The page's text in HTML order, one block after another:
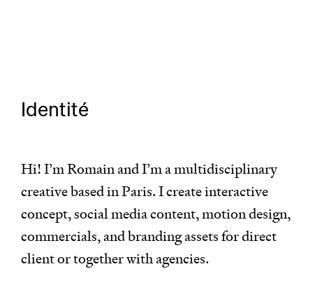
Identité
Hi! I’m Romain and I’m a multidisciplinary
creative based in Paris. I create interactive
concept, social media content, motion design,
commercials, and branding assets for direct
client or together with agencies.